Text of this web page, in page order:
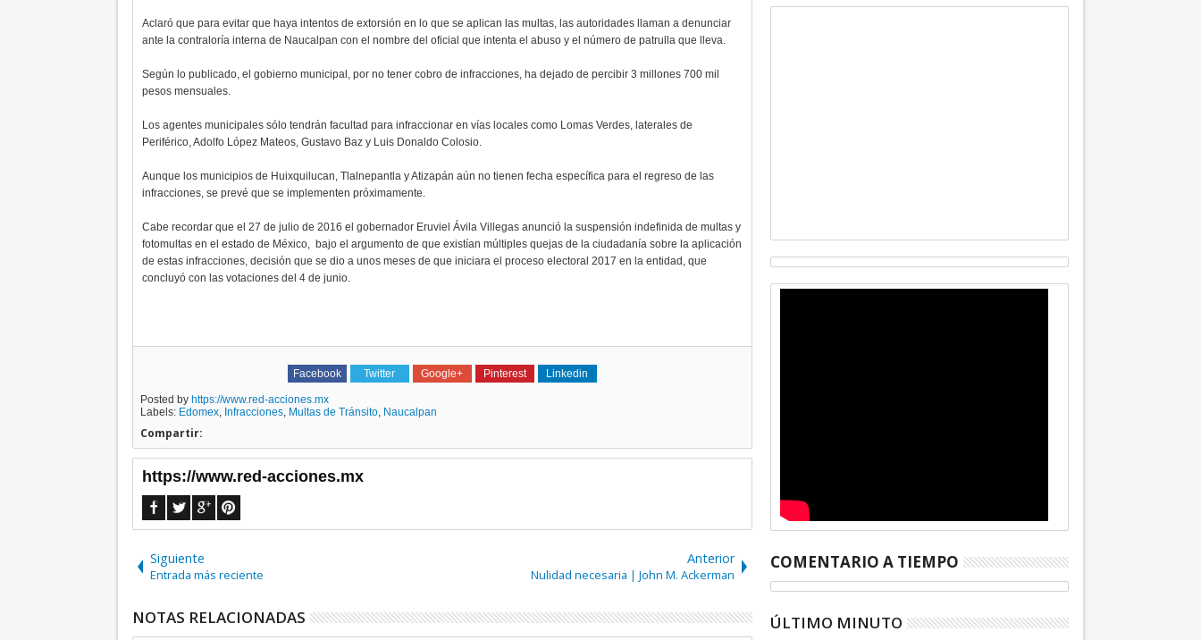
Aclaró que para evitar que haya intentos de extorsión en lo que se aplican las multas, las autoridades llaman a denunciar
ante la contraloría interna de Naucalpan con el nombre del oficial que intenta el abuso y el número de patrulla que lleva.
Según lo publicado, el gobierno municipal, por no tener cobro de infracciones, ha dejado de percibir 3 millones 700 mil
pesos mensuales.
Los agentes municipales sólo tendrán facultad para infraccionar en vías locales como Lomas Verdes, laterales de
Periférico, Adolfo López Mateos, Gustavo Baz y Luis Donaldo Colosio.
Aunque los municipios de Huixquilucan, Tlalnepantla y Atizapán aún no tienen fecha específica para el regreso de las
infracciones, se prevé que se implementen próximamente.
Cabe recordar que el 27 de julio de 2016 el gobernador Eruviel Ávila Villegas anunció la suspensión indefinida de multas y
fotomultas en el estado de México, bajo el argumento de que existían múltiples quejas de la ciudadanía sobre la aplicación
de estas infracciones, decisión que se dio a unos meses de que iniciara el proceso electoral 2017 en la entidad, que
concluyó con las votaciones del 4 de junio.
Facebook Twitter Google+ Pinterest Linkedin
Posted by https://www.red-acciones.mx
Labels: Edomex, Infracciones, Multas de Tránsito, Naucalpan
Compartir:
https://www.red-acciones.mx
Siguiente
Entrada más reciente
Anterior
Nulidad necesaria | John M. Ackerman
NOTAS RELACIONADAS
COMENTARIO A TIEMPO
ÚLTIMO MINUTO